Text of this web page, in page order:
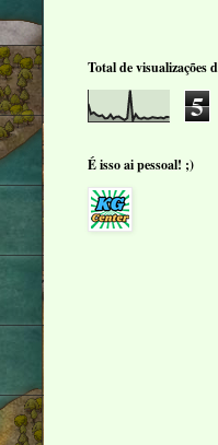
Total de visualizações
5
É isso ai pessoal! ;)